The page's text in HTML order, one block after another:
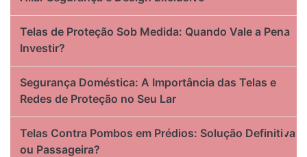
Telas de Proteção Sob Medida: Quando Vale a Pena
Investir?
Segurança Doméstica: A Importância das Telas e
Redes de Proteção no Seu Lar
Telas Contra Pombos em Prédios: Solução Definitiva
ou Passageira?